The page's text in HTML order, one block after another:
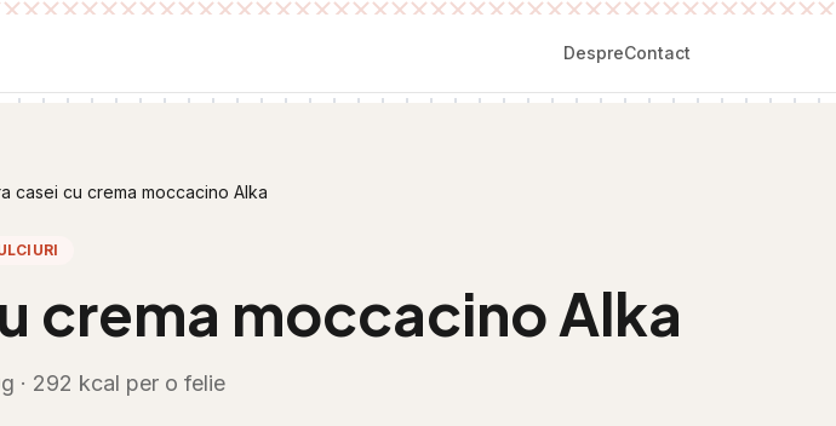
DespreContact
casei cu crema moccacino Alka
crema moccacino Alka
· 292 kcal per o felie